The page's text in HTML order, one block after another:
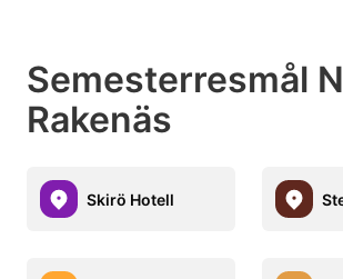
Semesterresmål
Rakenäs
Skirö Hotell